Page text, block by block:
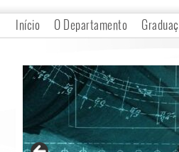
Início O Departamento